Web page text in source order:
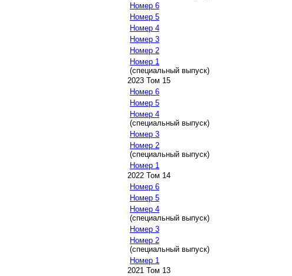
Номер 6
Номер 5
Номер 4
Номер 3
Номер 2
Номер 1
(специальный выпуск)
2023 Том 15
Номер 6
Номер 5
Номер 4
(специальный выпуск)
Номер 3
Номер 2
(специальный выпуск)
Номер 1
2022 Том 14
Номер 6
Номер 5
Номер 4
(специальный выпуск)
Номер 3
Номер 2
(специальный выпуск)
Номер 1
2021 Том 13